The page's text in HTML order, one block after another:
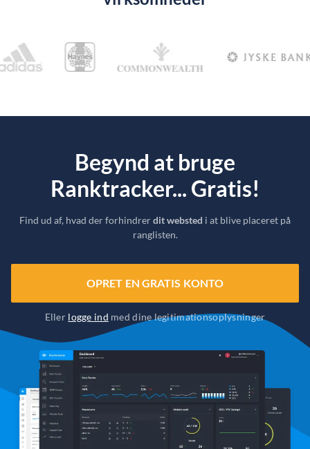
Begynd at bruge
Ranktracker... Gratis!
Find ud af, hvad der forhindrerdit websted i at blive placeret på
ranglisten.
OPRET EN GRATIS KONTO
Eller logge ind med dine legitimationsoplysninger